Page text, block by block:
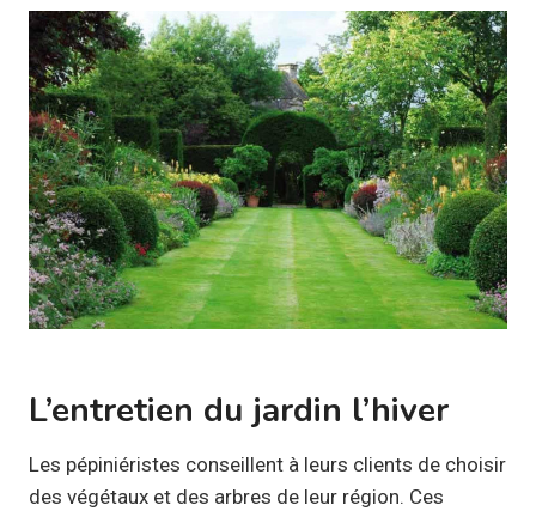
L’entretien du jardin l’hiver
Les pépiniéristes conseillent à leurs clients de choisir
des végétaux et des arbres de leur région. Ces